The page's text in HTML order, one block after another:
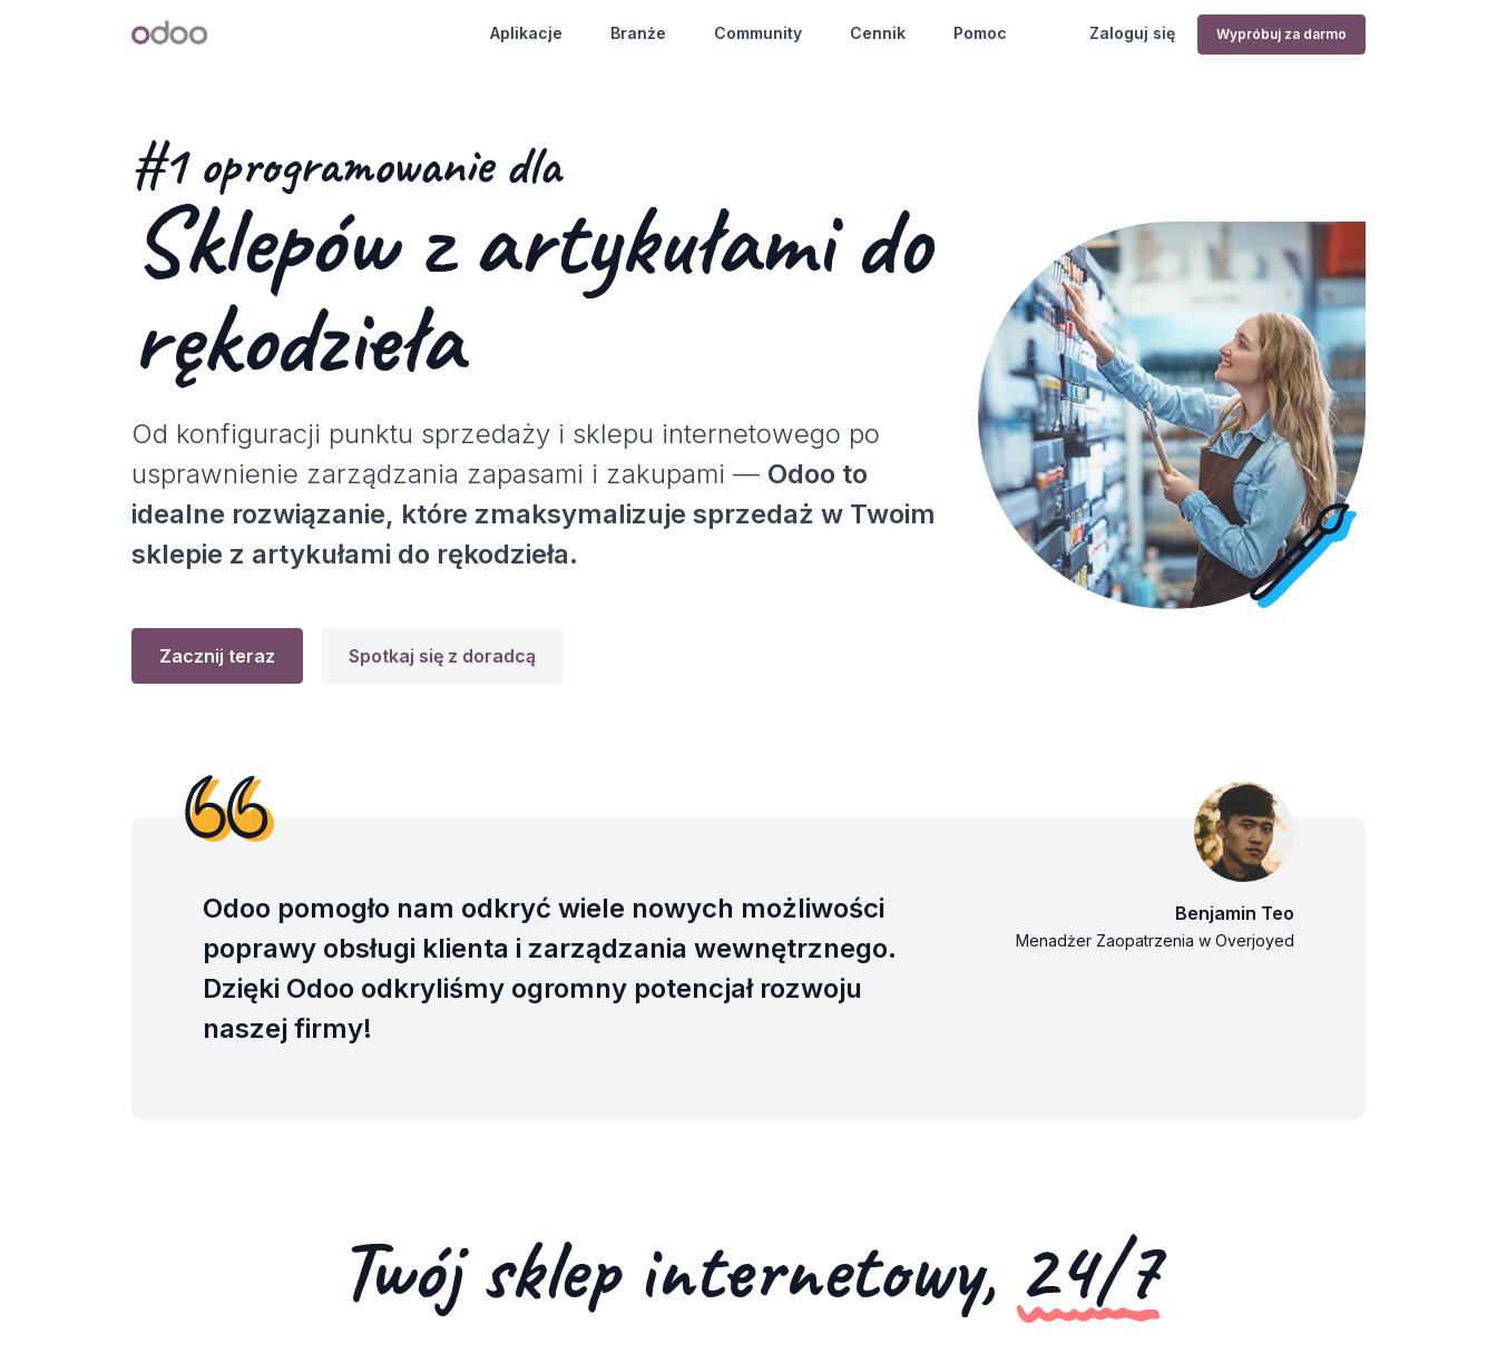
Odoo Zaloguj się Wypróbuj za darmo
Aplikacje Branże Community Cennik Pomoc
#1 oprogramowanie dla
Sklepów z artykułami do
rękodzieła
Od konfiguracji punktu sprzedaży i sklepu internetowego po
usprawnienie zarządzania zapasami i zakupami — Odoo to
idealne rozwiązanie, które zmaksymalizuje sprzedaż w Twoim
sklepie z artykułami do rękodzieła.
Zacznij teraz Spotkaj się z doradcą
Odoo pomogło nam odkryć wiele nowych możliwości
poprawy obsługi klienta i zarządzania wewnętrznego.
Dzięki Odoo odkryliśmy ogromny potencjał rozwoju
naszej firmy!
Benjamin Teo
Menadżer Zaopatrzenia w Overjoyed
Twój sklep internetowy, 24/7